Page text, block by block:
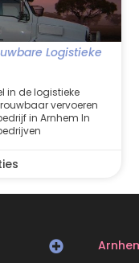
Logistieke
in de logistieke
vervoeren
in Arnhem In